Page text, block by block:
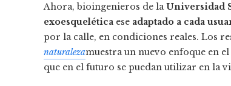
Ahora, bioingenieros de laUniversidad
exoesquelética ese adaptado a cada
por la calle, en condiciones reales. Los
naturalezamuestra un nuevo enfoque en
que en el futuro se puedan utilizar en la